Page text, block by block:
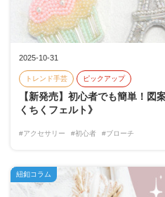
2025-10-31
トレンド手芸 ピックアップ
【新発売】初心者でも簡単！図
くちくフェルト》
#アクセサリー #初心者 #ブローチ
紐釦コラム